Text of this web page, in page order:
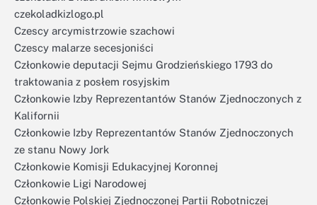
czekoladkizlogo.pl
Czescy arcymistrzowie szachowi
Czescy malarze secesjoniści
Członkowie deputacji Sejmu Grodzieńskiego 1793 do
traktowania z posłem rosyjskim
Członkowie Izby Reprezentantów Stanów Zjednoczonych z
Kalifornii
Członkowie Izby Reprezentantów Stanów Zjednoczonych
ze stanu Nowy Jork
Członkowie Komisji Edukacyjnej Koronnej
Członkowie Ligi Narodowej
Członkowie Polskiej Zjednoczonej Partii Robotniczej